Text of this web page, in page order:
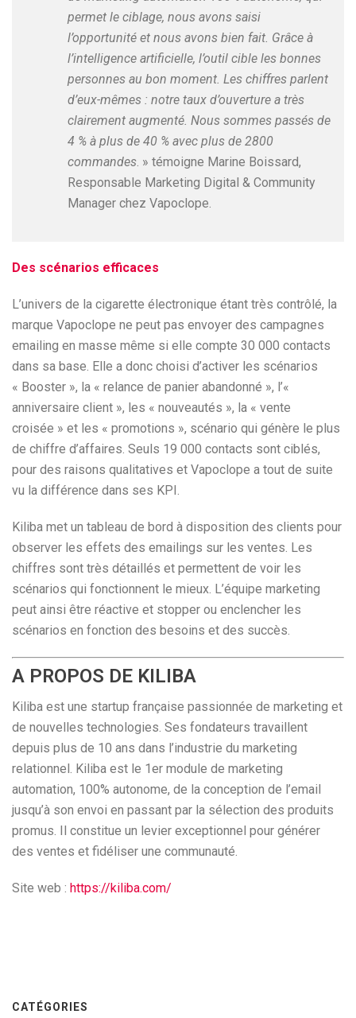
permet le ciblage, nous avons saisi
l’opportunité et nous avons bien fait. Grâce à
l’intelligence artificielle, l’outil cible les bonnes
personnes au bon moment. Les chiffres parlent
d’eux-mêmes : notre taux d’ouverture a très
clairement augmenté. Nous sommes passés de
4 % à plus de 40 % avec plus de 2800
commandes. » témoigne Marine Boissard,
Responsable Marketing Digital & Community
Manager chez Vapoclope.
Des scénarios efficaces
L’univers de la cigarette électronique étant très contrôlé, la
marque Vapoclope ne peut pas envoyer des campagnes
emailing en masse même si elle compte 30 000 contacts
dans sa base. Elle a donc choisi d’activer les scénarios
« Booster », la « relance de panier abandonné », l’«
anniversaire client », les « nouveautés », la « vente
croisée » et les « promotions », scénario qui génère le plus
de chiffre d’affaires. Seuls 19 000 contacts sont ciblés,
pour des raisons qualitatives et Vapoclope a tout de suite
vu la différence dans ses KPI.
Kiliba met un tableau de bord à disposition des clients pour
observer les effets des emailings sur les ventes. Les
chiffres sont très détaillés et permettent de voir les
scénarios qui fonctionnent le mieux. L’équipe marketing
peut ainsi être réactive et stopper ou enclencher les
scénarios en fonction des besoins et des succès.
A PROPOS DE KILIBA
Kiliba est une startup française passionnée de marketing et
de nouvelles technologies. Ses fondateurs travaillent
depuis plus de 10 ans dans l’industrie du marketing
relationnel. Kiliba est le 1er module de marketing
automation, 100% autonome, de la conception de l’email
jusqu’à son envoi en passant par la sélection des produits
promus. Il constitue un levier exceptionnel pour générer
des ventes et fidéliser une communauté.
Site web : https://kiliba.com/
CATÉGORIES